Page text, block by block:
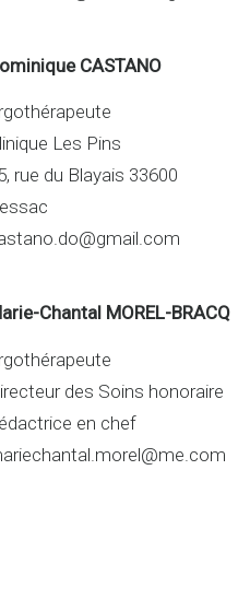
CASTANO
Les Pins
rue du Blayais 33600
Chantal MOREL-BRACQ
des Soins honoraire
en chef